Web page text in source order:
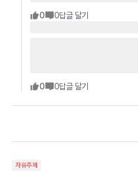
0 0답글 달기
0 0답글 달기
자유주제